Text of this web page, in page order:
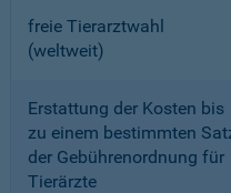
freie Tierarztwahl
(weltweit)
Erstattung der Kosten bis
zu einem bestimmten
der Gebührenordnung für
Tierärzte